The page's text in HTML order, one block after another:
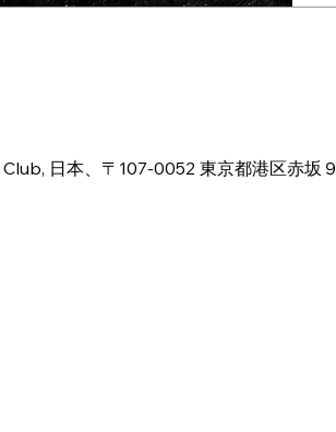
日本、〒107-0052 東京都港区赤坂